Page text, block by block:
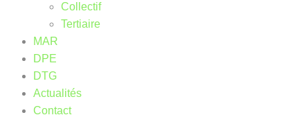
Collectif
Tertiaire
MAR
DPE
DTG
Actualités
Contact